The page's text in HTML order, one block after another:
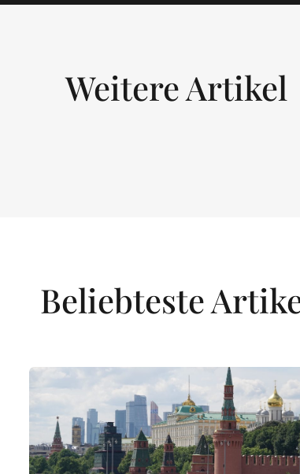
Weitere Artikel
Beliebteste